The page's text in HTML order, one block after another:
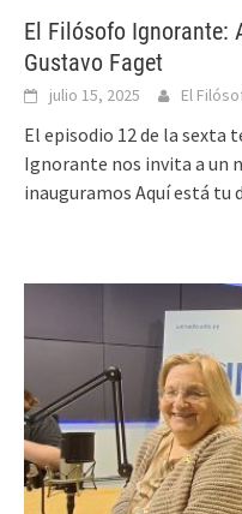
El Filósofo Ignorante:
Gustavo Faget
julio 15, 2025 El
El episodio 12 de la sexta
Ignorante nos invita a un
inauguramos Aquí está tu